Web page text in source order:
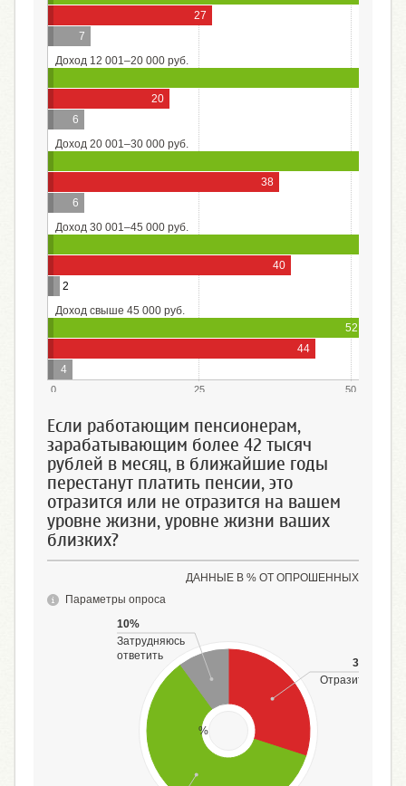
27
7
Доход 12 001–20 000 руб.
20
6
Доход 20 001–30 000 руб.
38
6
Доход 30 001–45 000 руб.
40
2
Доход свыше 45 000 руб.
52
44
4
0 25 50
Если работающим пенсионерам,
зарабатывающим более 42 тысяч
рублей в месяц, в ближайшие годы
перестанут платить пенсии, это
отразится или не отразится на вашем
уровне жизни, уровне жизни ваших
близких?
ДАННЫЕ В % ОТ ОПРОШЕННЫХ
Параметры опроса
%
30%
Отразится
10%
Затрудняюсь
ответить